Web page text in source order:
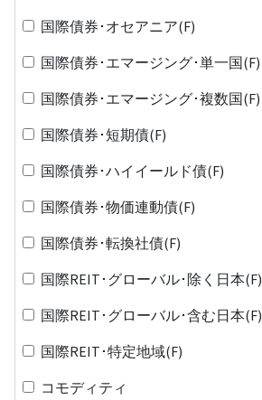
国際債券･オセアニア(F)
国際債券･エマージング･単一国(F)
国際債券･エマージング･複数国(F)
国際債券･短期債(F)
国際債券･ハイイールド債(F)
国際債券･物価連動債(F)
国際債券･転換社債(F)
国際REIT･グローバル･除く日本(F)
国際REIT･グローバル･含む日本(F)
国際REIT･特定地域(F)
コモディティ